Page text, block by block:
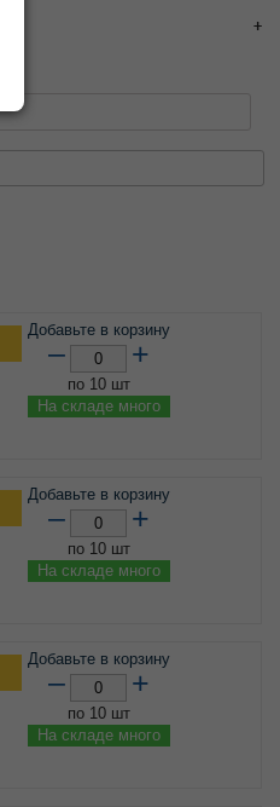
Добавьте в корзину
– +
по 10 шт
На складе много
Добавьте в корзину
– +
по 10 шт
На складе много
Добавьте в корзину
– +
по 10 шт
На складе много